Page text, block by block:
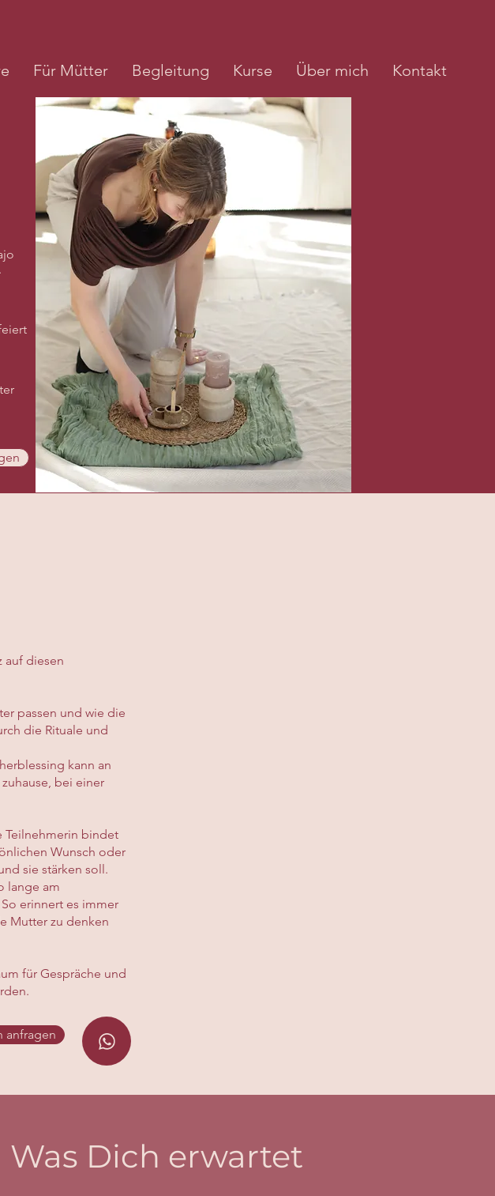
Für Mütter Begleitung Kurse Über mich Kontakt
auf diesen
passen und wie die
die Rituale und
kann an
bei einer
Teilnehmerin bindet
Wunsch oder
sie stärken soll.
lange am
erinnert es immer
Mutter zu denken
für Gespräche und
anfragen
Was Dich erwartet